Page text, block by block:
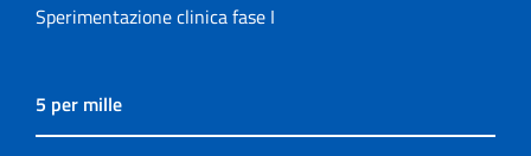
Sperimentazione clinica fase I
5 per mille